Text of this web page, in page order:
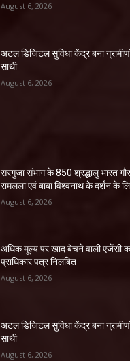
August 6, 2026
अटल डिजिटल सुविधा केंद्र बना
साथी
August 6, 2026
सरगुजा संभाग के 850 श्रद्धालु भारत
रामलला एवं बाबा विश्वनाथ के दर्शन के
August 6, 2026
अधिक मूल्य पर खाद बेचने वाली एजेंसी
प्राधिकार पत्र निलंबित
August 6, 2026
अटल डिजिटल सुविधा केंद्र बना
साथी
August 6, 2026